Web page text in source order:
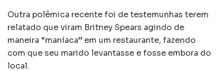
Outra polêmica recente foi de testemunhas terem
relatado que viram Britney Spears agindo de
maneira “maníaca” em um restaurante, fazendo
com que seu marido levantasse e fosse embora do
local.